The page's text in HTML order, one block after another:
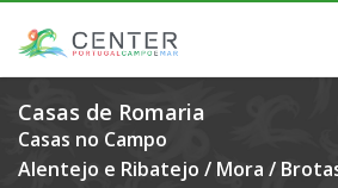
Casas de Romaria
Casas no Campo
Alentejo e Ribatejo / Mora /